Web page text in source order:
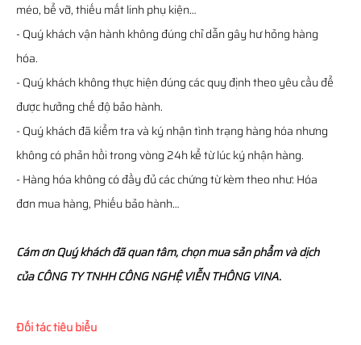
méo, bể vỡ, thiếu mất linh phụ kiện…
- Quý khách vận hành không đúng chỉ dẫn gây hư hỏng hàng
hóa.
- Quý khách không thực hiện đúng các quy định theo yêu cầu để
được hưởng chế độ bảo hành.
- Quý khách đã kiểm tra và ký nhận tình trạng hàng hóa nhưng
không có phản hồi trong vòng 24h kể từ lúc ký nhận hàng.
- Hàng hóa không có đầy đủ các chứng từ kèm theo như: Hóa
đơn mua hàng, Phiếu bảo hành…
Cám ơn Quý khách đã quan tâm, chọn mua sản phẩm và dịch
của CÔNG TY TNHH CÔNG NGHỆ VIỄN THÔNG VINA.
Đối tác tiêu biểu